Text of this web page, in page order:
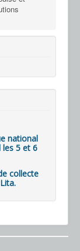
national
les 5 et 6
collecte